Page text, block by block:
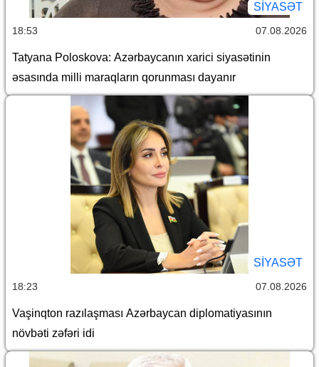
SİYASƏT
18:53 07.08.2026
Tatyana Poloskova: Azərbaycanın xarici siyasətinin
əsasında milli maraqların qorunması dayanır
SİYASƏT
18:23 07.08.2026
Vaşinqton razılaşması Azərbaycan diplomatiyasının
növbəti zəfəri idi